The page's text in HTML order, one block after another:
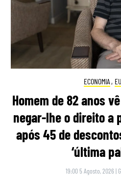
ECONOMIA ,
Homem de 82 anos
negar-lhe o direito a
após 45 de
‘última
19:00 5 Agosto, 2026 |